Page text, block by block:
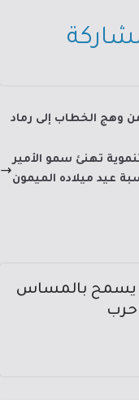
من وهج الخطاب إلى رماد
تهنئ سمو الأمير
عيد ميلاده الميمون
يسمح بالمساس
حرب